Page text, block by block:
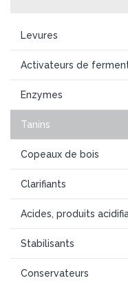
Levures
Activateurs de
Enzymes
Tanins
Copeaux de bois
Clarifiants
Acides, produits
Stabilisants
Conservateurs